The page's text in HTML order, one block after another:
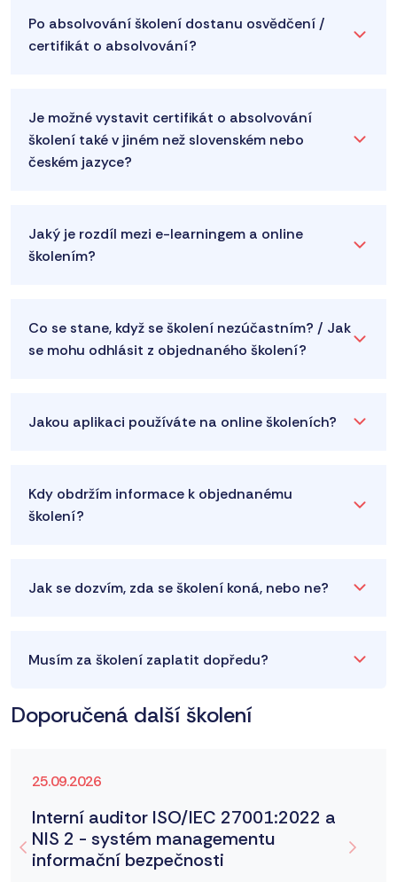
Po absolvování školení dostanu osvědčení /
certifikát o absolvování?
Je možné vystavit certifikát o absolvování
školení také v jiném než slovenském nebo
českém jazyce?
Jaký je rozdíl mezi e-learningem a online
školením?
Co se stane, když se školení nezúčastním? / Jak
se mohu odhlásit z objednaného školení?
Jakou aplikaci používáte na online školeních?
Kdy obdržím informace k objednanému
školení?
Jak se dozvím, zda se školení koná, nebo ne?
Musím za školení zaplatit dopředu?
Doporučená další školení
25.09.2026
Interní auditor ISO/IEC 27001:2022 a
NIS 2 - systém managementu
informační bezpečnosti